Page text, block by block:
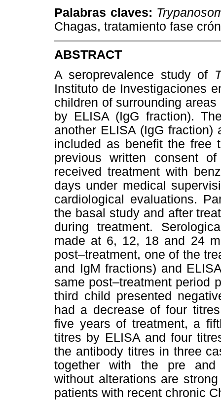
Palabras claves:
Chagas, tratamiento fase
ABSTRACT
A seroprevalence study of
Instituto de Investigaciones
children of surrounding
by ELISA (IgG fraction).
another ELISA (IgG fraction)
included as benefit the free
previous written consent
received treatment with
days under medical
cardiological evaluations.
the basal study and after
during treatment.
made at 6, 12, 18 and 24
post–treatment, one of the
and IgM fractions) and
same post–treatment period
third child presented
had a decrease of four
five years of treatment, a
titres by ELISA and four
the antibody titres in three
together with the pre and
without alterations are
patients with recent chronic